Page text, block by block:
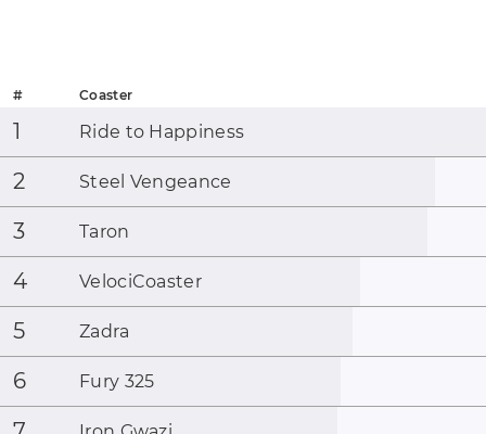
# Coaster
1 Ride to Happiness
2 Steel Vengeance
3 Taron
4 VelociCoaster
5 Zadra
6 Fury 325